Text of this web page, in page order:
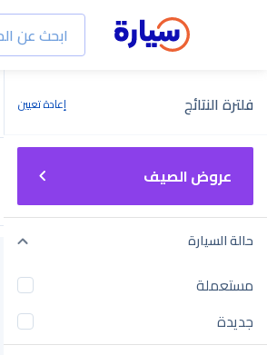
فلترة النتائج إعادة تعيين
عروض الصيف
حالة السيارة
مستعملة
جديدة